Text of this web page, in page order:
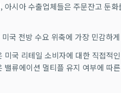
시아 수출업체들은 주문잔고 둔
미국 전방 수요 위축에 가장 민감하
미국 리테일 소비자에 대한 직접적
밸류에이션 멀티플 유지 여부에 따